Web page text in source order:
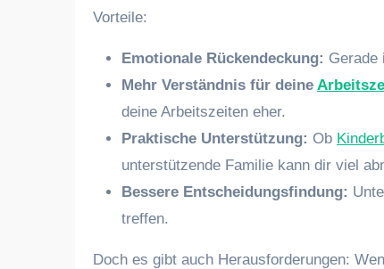
Vorteile:
Emotionale Rückendeckung: Gerade
Mehr Verständnis für deine
deine Arbeitszeiten eher.
Praktische Unterstützung: Ob
unterstützende Familie kann dir viel
Bessere Entscheidungsfindung:
treffen.
Doch es gibt auch Herausforderungen: